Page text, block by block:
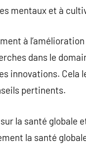
mentaux et à
à
dans le
innovations. Cela
pertinents.
la santé globale
la santé